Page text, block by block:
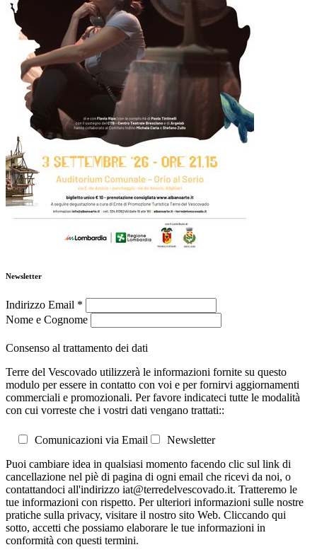
Newsletter
Indirizzo Email *
Nome e Cognome
Consenso al trattamento dei dati
Terre del Vescovado utilizzerà le informazioni fornite su questo
modulo per essere in contatto con voi e per fornirvi aggiornamenti
commerciali e promozionali. Per favore indicateci tutte le modalità
con cui vorreste che i vostri dati vengano trattati::
Comunicazioni via Email
Newsletter
Puoi cambiare idea in qualsiasi momento facendo clic sul link di
cancellazione nel piè di pagina di ogni email che ricevi da noi, o
contattandoci all'indirizzo iat@terredelvescovado.it. Tratteremo le
tue informazioni con rispetto. Per ulteriori informazioni sulle nostre
pratiche sulla privacy, visitare il nostro sito Web. Cliccando qui
sotto, accetti che possiamo elaborare le tue informazioni in
conformità con questi termini.